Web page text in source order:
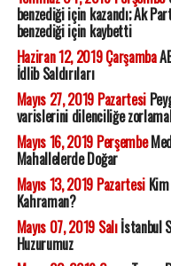
benzediği için kazandı; Ak
benzediği için kaybetti
Haziran 12, 2019 Çarşamba
İdlib Saldırıları
Mayıs 27, 2019 Pazartesi
varislerini dilenciliğe
Mayıs 16, 2019 Perşembe
Mahallelerde Doğar
Mayıs 13, 2019 PazartesiKim
Kahraman?
Mayıs 07, 2019 Salıİstanbul
Huzurumuz